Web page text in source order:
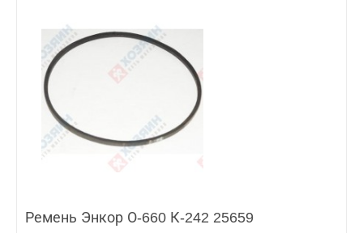
Ремень Энкор О-660 К-242 25659